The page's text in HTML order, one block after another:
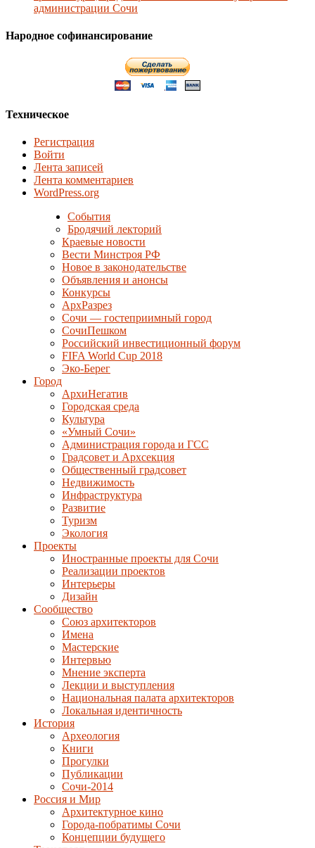
администрации Сочи
Народное софинансирование
Техническое
Регистрация
Войти
Лента записей
Лента комментариев
WordPress.org
События
Бродячий лекторий
Краевые новости
Вести Минстроя РФ
Новое в законодательстве
Объявления и анонсы
Конкурсы
АрхРазрез
Сочи — гостеприимный город
СочиПешком
Российский инвестиционный форум
FIFA World Cup 2018
Эко-Берег
Город
АрхиНегатив
Городская среда
Культура
«Умный Сочи»
Администрация города и ГСС
Градсовет и Архсекция
Общественный градсовет
Недвижимость
Инфраструктура
Развитие
Туризм
Экология
Проекты
Иностранные проекты для Сочи
Реализации проектов
Интерьеры
Дизайн
Сообщество
Союз архитекторов
Имена
Мастерские
Интервью
Мнение эксперта
Лекции и выступления
Национальная палата архитекторов
Локальная идентичность
История
Археология
Книги
Прогулки
Публикации
Сочи-2014
Россия и Мир
Архитектурное кино
Города-побратимы Сочи
Концепции будущего